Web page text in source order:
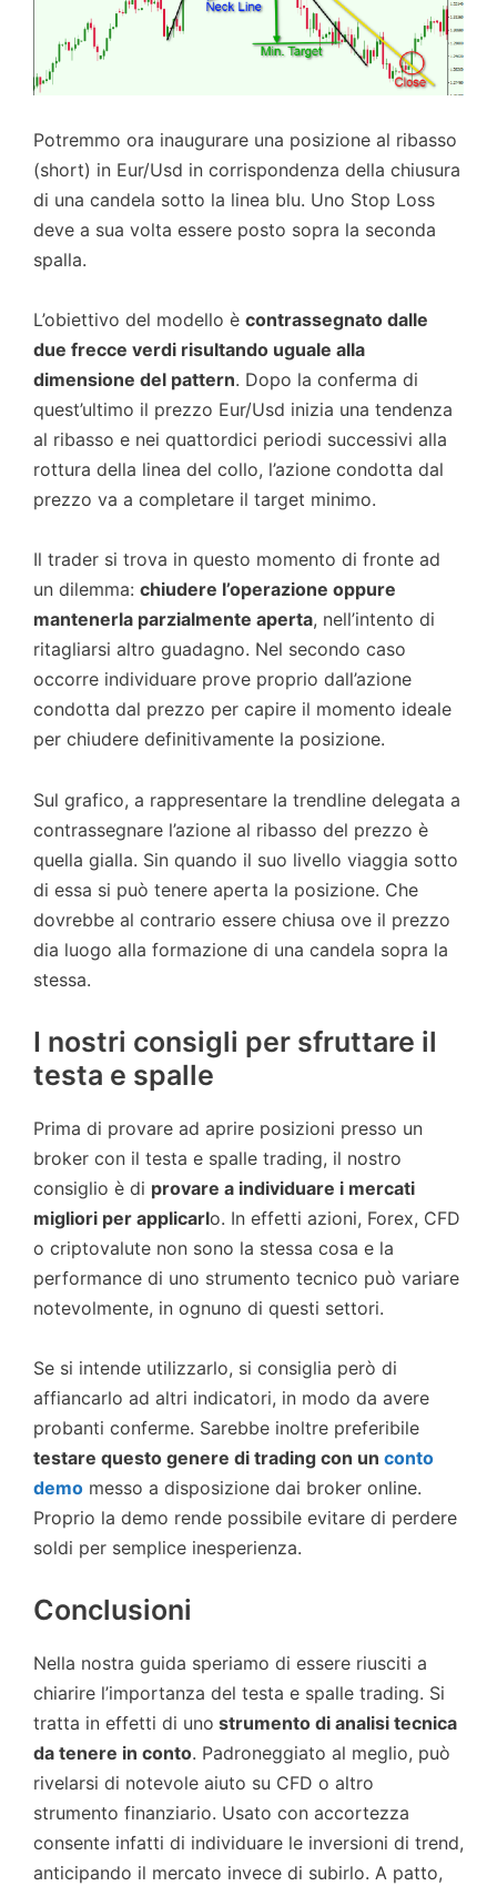
Potremmo ora inaugurare una posizione al ribasso
(short) in Eur/Usd in corrispondenza della chiusura
di una candela sotto la linea blu. Uno Stop Loss
deve a sua volta essere posto sopra la seconda
spalla.
L’obiettivo del modello è contrassegnato dalle
due frecce verdi risultando uguale alla
dimensione del pattern. Dopo la conferma di
quest’ultimo il prezzo Eur/Usd inizia una tendenza
al ribasso e nei quattordici periodi successivi alla
rottura della linea del collo, l’azione condotta dal
prezzo va a completare il target minimo.
Il trader si trova in questo momento di fronte ad
un dilemma: chiudere l’operazione oppure
mantenerla parzialmente aperta, nell’intento di
ritagliarsi altro guadagno. Nel secondo caso
occorre individuare prove proprio dall’azione
condotta dal prezzo per capire il momento ideale
per chiudere definitivamente la posizione.
Sul grafico, a rappresentare la trendline delegata a
contrassegnare l’azione al ribasso del prezzo è
quella gialla. Sin quando il suo livello viaggia sotto
di essa si può tenere aperta la posizione. Che
dovrebbe al contrario essere chiusa ove il prezzo
dia luogo alla formazione di una candela sopra la
stessa.
I nostri consigli per sfruttare il
testa e spalle
Prima di provare ad aprire posizioni presso un
broker con il testa e spalle trading, il nostro
consiglio è di provare a individuare i mercati
migliori per applicarlo. In effetti azioni, Forex, CFD
o criptovalute non sono la stessa cosa e la
performance di uno strumento tecnico può variare
notevolmente, in ognuno di questi settori.
Se si intende utilizzarlo, si consiglia però di
affiancarlo ad altri indicatori, in modo da avere
probanti conferme. Sarebbe inoltre preferibile
testare questo genere di trading con un conto
demo messo a disposizione dai broker online.
Proprio la demo rende possibile evitare di perdere
soldi per semplice inesperienza.
Conclusioni
Nella nostra guida speriamo di essere riusciti a
chiarire l’importanza del testa e spalle trading. Si
tratta in effetti di uno strumento di analisi tecnica
da tenere in conto. Padroneggiato al meglio, può
rivelarsi di notevole aiuto su CFD o altro
strumento finanziario. Usato con accortezza
consente infatti di individuare le inversioni di trend,
anticipando il mercato invece di subirlo. A patto,